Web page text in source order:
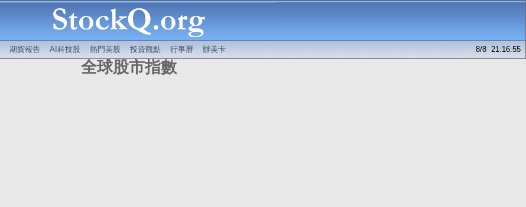
期貨報告 AI科技股 熱門美股 投資觀點 行事曆 辦美卡 8/8 21:16:55
全球股市指數